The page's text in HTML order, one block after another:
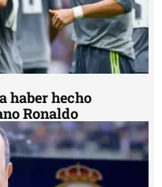
haber hecho
Ronaldo